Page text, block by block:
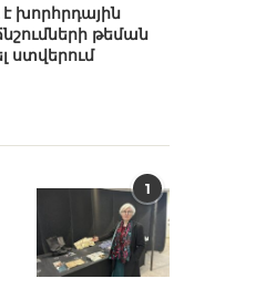
է խորհրդային
թեման
ստվերում
1